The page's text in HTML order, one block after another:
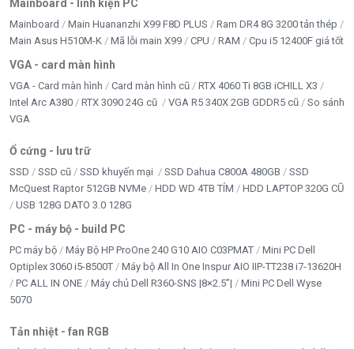
Độ sáng
Xuất xứ Trung Quốc
Mainboard - linh kiện PC
Mainboard Main Huananzhi X99 F8D PLUS
Ram DR4 8G 3200 tản thép
Main Asus H510M-K
Mã lỗi main X99 CPU RAM Cpu i5 12400F giá tốt
VGA - card màn hình
VGA - Card màn hình Card màn hình cũ
RTX 4060 Ti 8GB iCHILL X3
Intel Arc A380
RTX 3090 24G cũ VGA R5 340X 2GB GDDR5 cũ
So sánh
VGA
Ổ cứng - lưu trữ
SSD SSD cũ SSD khuyến mại SSD Dahua C800A 480GB
SSD
McQuest Raptor 512GB NVMe
HDD WD 4TB TÍM
HDD LAPTOP 320G CŨ
USB 128G DATO 3.0 128G
PC - máy bộ - build PC
PC máy bộ Máy Bộ HP ProOne 240 G10 AIO C03PMAT
Mini PC Dell
Optiplex 3060 i5-8500T
Máy bộ All In One Inspur AIO IIP-TT238 i7-13620H
PC ALL IN ONE
Máy chủ Dell R360-SNS |8×2.5”|
Mini PC Dell Wyse
5070
Tản nhiệt - fan RGB